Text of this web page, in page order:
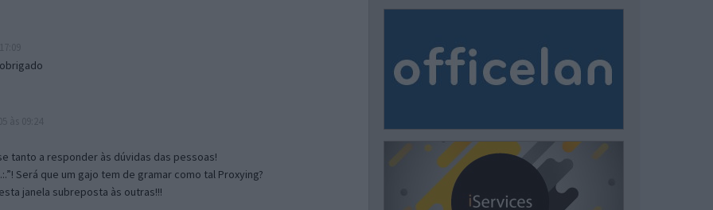
tanto a responder às dúvidas das pessoas!
Será que um gajo tem de gramar como tal Proxying?
janela subreposta às outras!!!